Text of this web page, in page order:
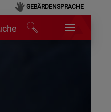
GEBÄRDENSPRACHE